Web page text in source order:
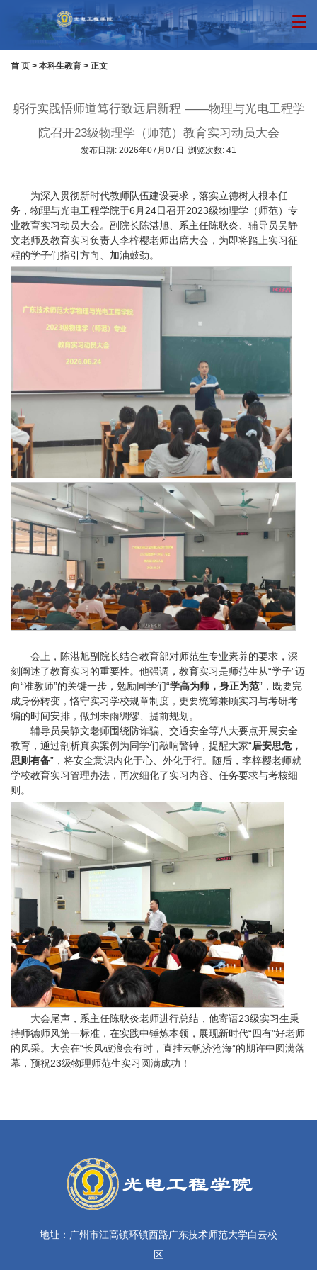
首 页 > 本科生教育 > 正文
躬行实践悟师道笃行致远启新程 ——物理与光电工程学
院召开23级物理学（师范）教育实习动员大会
发布日期: 2026年07月07日 浏览次数: 41
为深入贯彻新时代教师队伍建设要求，落实立德树人根本任
务，物理与光电工程学院于6月24日召开2023级物理学（师范）专
业教育实习动员大会。副院长陈湛旭、系主任陈耿炎、辅导员吴静
文老师及教育实习负责人李梓樱老师出席大会，为即将踏上实习征
程的学子们指引方向、加油鼓劲。
会上，陈湛旭副院长结合教育部对师范生专业素养的要求，深
刻阐述了教育实习的重要性。他强调，教育实习是师范生从“学子”迈
向“准教师”的关键一步，勉励同学们“学高为师，身正为范”，既要完
成身份转变，恪守实习学校规章制度，更要统筹兼顾实习与考研考
编的时间安排，做到未雨绸缪、提前规划。
辅导员吴静文老师围绕防诈骗、交通安全等八大要点开展安全
教育，通过剖析真实案例为同学们敲响警钟，提醒大家“居安思危，
思则有备”，将安全意识内化于心、外化于行。随后，李梓樱老师就
学校教育实习管理办法，再次细化了实习内容、任务要求与考核细
则。
大会尾声，系主任陈耿炎老师进行总结，他寄语23级实习生秉
持师德师风第一标准，在实践中锤炼本领，展现新时代“四有”好老师
的风采。大会在“长风破浪会有时，直挂云帆济沧海”的期许中圆满落
幕，预祝23级物理师范生实习圆满成功！
地址：广州市江高镇环镇西路广东技术师范大学白云校
区